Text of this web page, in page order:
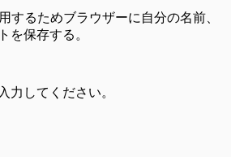
するためブラウザーに自分の名前、
を保存する。
力してください。